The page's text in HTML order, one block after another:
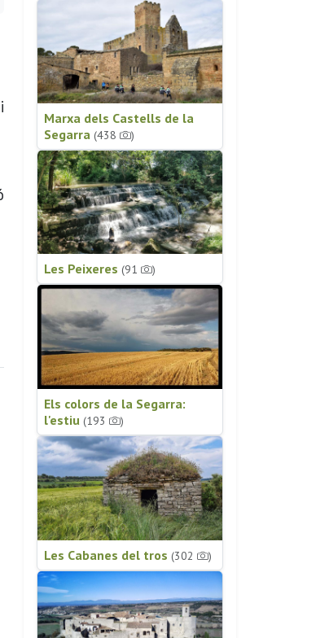
Marxa dels Castells de la
Segarra (438 )
Les Peixeres (91 )
Els colors de la Segarra:
l'estiu (193 )
Les Cabanes del tros (302 )